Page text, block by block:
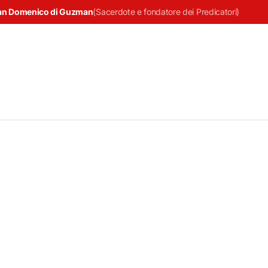
Domenico di Guzman(Sacerdote e fondatore dei Predicatori)